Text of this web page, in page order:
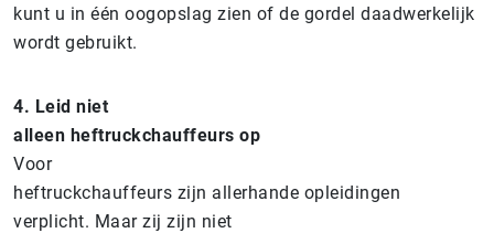
kunt u in één oogopslag zien of de gordel daadwerkelijk
wordt gebruikt.
4. Leid niet
alleen heftruckchauffeurs op
Voor
heftruckchauffeurs zijn allerhande opleidingen
verplicht. Maar zij zijn niet